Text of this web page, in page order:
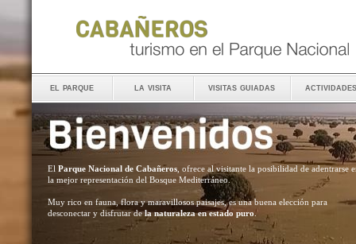
el parque la visita visitas guiadas actividades
El Parque Nacional de Cabañeros , ofrece al visitante la posibilidad de adentrarse
la mejor representación del Bosque Mediterráneo.
Muy rico en fauna, flora y maravillosos paisajes, es una buena elección para
desconectar y disfrutar dela naturaleza en estado puro .